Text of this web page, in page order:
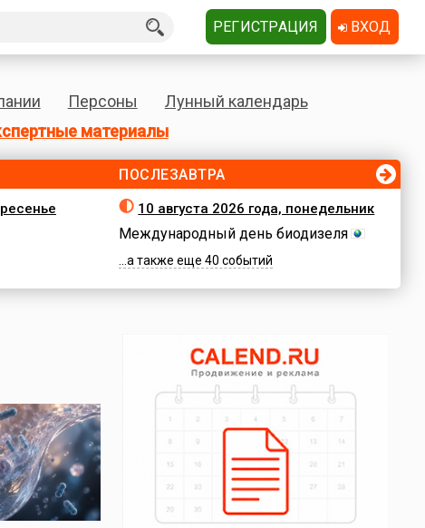
Персоны
Лунный календарь
материалы
ПОСЛЕЗАВТРА
10 августа 2026 года, понедельник
Международный день биодизеля
...а также еще 40 событий
РЕГИСТРАЦИЯ ВХОД